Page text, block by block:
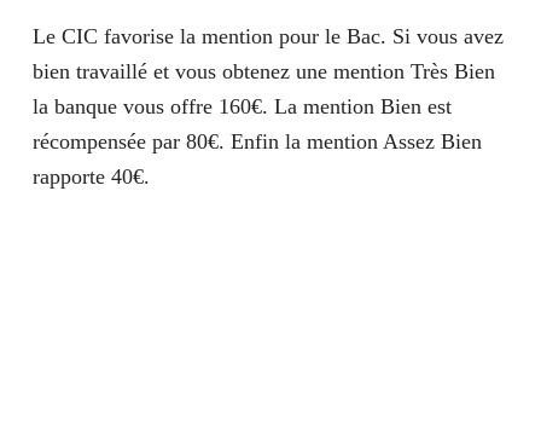
Le CIC favorise la mention pour le Bac. Si vous avez
bien travaillé et vous obtenez une mention Très Bien
la banque vous offre160€. La mention Bien est
récompensée par 80€. Enfin la mention Assez Bien
rapporte 40€.